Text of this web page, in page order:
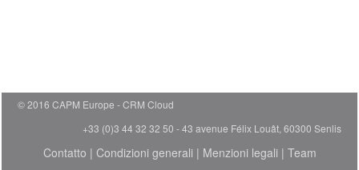
© 2016 CAPM Europe
CRM Cloud
+33 (0)3 44 32 32 50 - 43 avenue Félix Louât, 60300 Senlis
Contatto | Condizioni generali| Menzioni legali| Team